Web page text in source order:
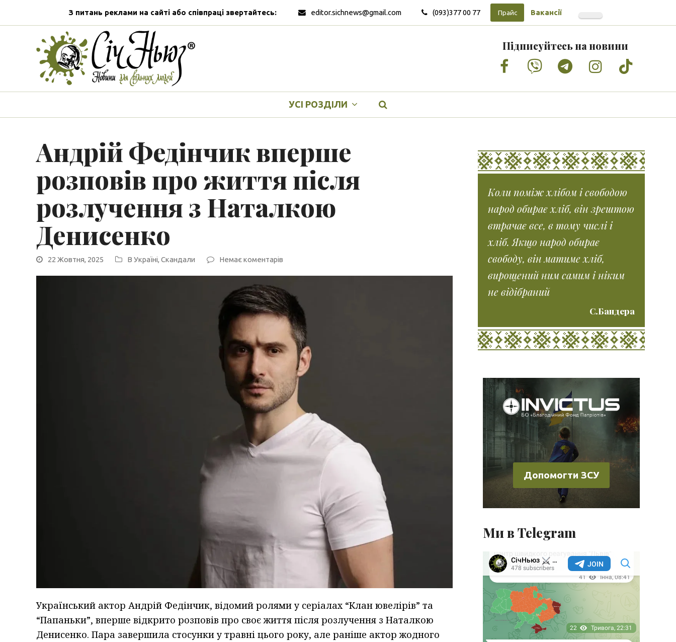
З питань реклами на сайті або співпраці звертайтесь: editor.sichnews@gmail.com (093)377 00 77 Прайс Вакансії
Підписуйтесь на новини
Facebook
VimeoTumblrInstagram
Tiktok
УСІ РОЗДІЛИ
Андрій Федінчик вперше
розповів про життя після
розлучення з Наталкою
Денисенко
22 Жовтня, 2025 В Україні, Скандали Немає коментарів
Український актор Андрій Федінчик, відомий ролями у серіалах “Клан ювелірів” та
“Папаньки”, вперше відкрито розповів про своє життя після розлучення з Наталкою
Денисенко. Пара завершила стосунки у травні цього року, але раніше актор жодного
Коли поміж хлібом і свободою
народ обирає хліб, він зрештою
втрачає все, в тому числі і
хліб. Якщо народ обирає
свободу, він матиме хліб,
вирощений ним самим і ніким
не відібраний
С.Бандера
Допомогти ЗСУ
Ми в Telegram